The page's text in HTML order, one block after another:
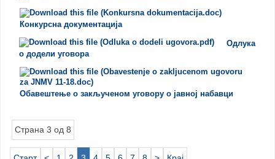
Конкурсна документација
Одлука
о додели уговора
Обавештење о закљученом уговору о јавној набавци
Страна 3 од 8